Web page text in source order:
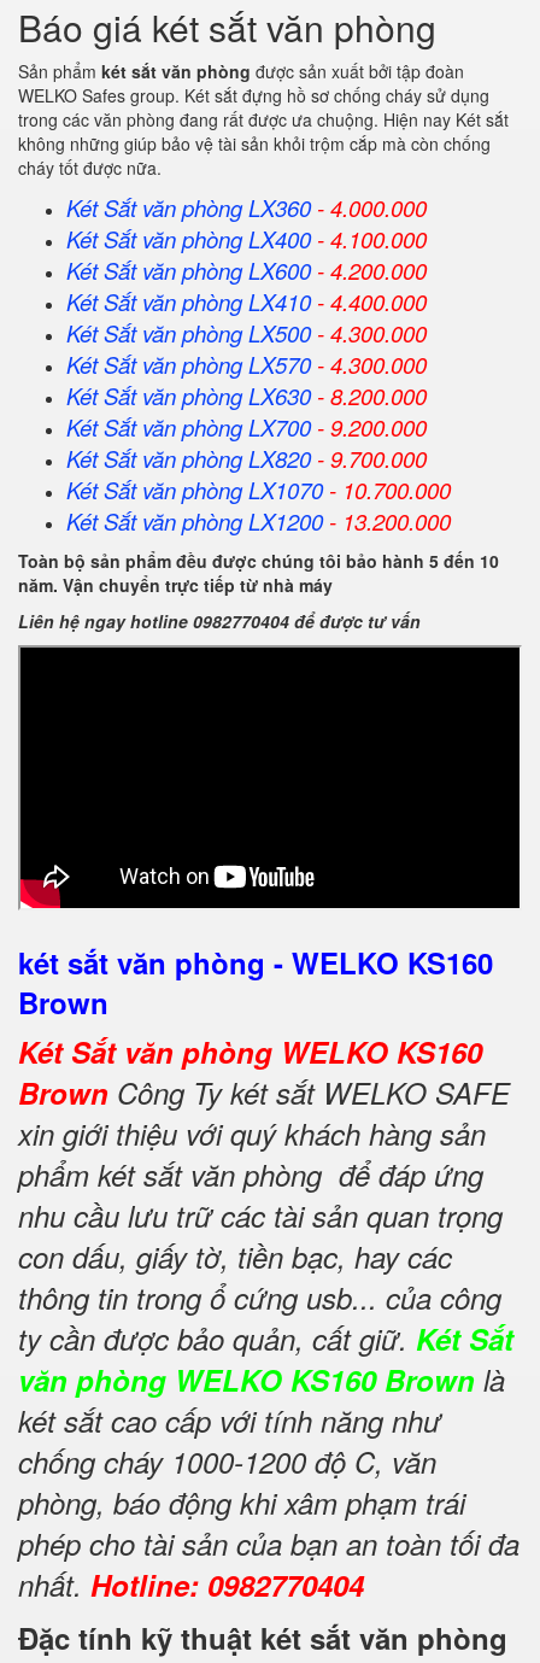
Báo giá két sắt văn phòng
Sản phẩm két sắt văn phòng được sản xuất bởi tập đoàn
WELKO Safes group. Két sắt đựng hồ sơ chống cháy sử dụng
trong các văn phòng đang rất được ưa chuộng. Hiện nay Két sắt
không những giúp bảo vệ tài sản khỏi trộm cắp mà còn chống
cháy tốt được nữa.
Két Sắt văn phòng LX360- 4.000.000
Két Sắtvăn phòngLX400- 4.100.000
Két Sắtvăn phòngLX600- 4.200.000
Két Sắtvăn phòngLX410- 4.400.000
Két Sắtvăn phòngLX500- 4.300.000
Két Sắtvăn phòngLX570- 4.300.000
Két Sắtvăn phòngLX630- 8.200.000
Két Sắtvăn phòngLX700- 9.200.000
Két Sắtvăn phòngLX820- 9.700.000
Két Sắtvăn phòngLX1070- 10.700.000
Két Sắtvăn phòngLX1200- 13.200.000
Toàn bộ sản phẩm đều được chúng tôi bảo hành 5 đến 10
năm. Vận chuyển trực tiếp từ nhà máy
Liên hệ ngay hotline 0982770404 để được tư vấn
két sắt văn phòng - WELKO KS160
Brown
Két Sắt văn phòng WELKO KS160
Brown Công Ty két sắt WELKO SAFE
xin giới thiệu với quý khách hàng sản
phẩm két sắt văn phòng để đáp ứng
nhu cầu lưu trữ các tài sản quan trọng
con dấu, giấy tờ, tiền bạc, hay các
thông tin trong ổ cứng usb... của công
ty cần được bảo quản, cất giữ. Két Sắt
văn phòng WELKO KS160 Brown là
két sắt cao cấp với tính năng như
chống cháy 1000-1200 độ C, văn
phòng, báo động khi xâm phạm trái
phép cho tài sản của bạn an toàn tối đa
nhất. Hotline: 0982770404
Đặc tính kỹ thuật két sắt văn phòng